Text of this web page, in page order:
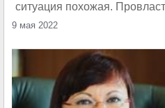
ситуация похожая.
9 мая 2022